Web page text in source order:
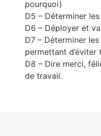
pourquoi)
D5 – Déterminer
D6 – Déployer et
D7 – Déterminer
permettant
D8 – Dire merci,
de travail.